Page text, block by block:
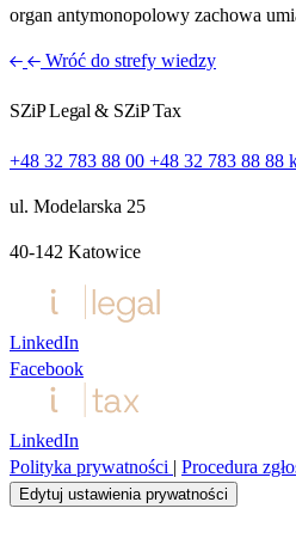
organ antymonopolowy zachowa
Wróć do strefy wiedzy
SZiP Legal & SZiP Tax
+48 32 783 88 00 +48 32 783 88 88
ul. Modelarska 25
40‑142 Katowice
LinkedIn
Facebook
LinkedIn
Polityka prywatności | Procedura
Edytuj ustawienia prywatności